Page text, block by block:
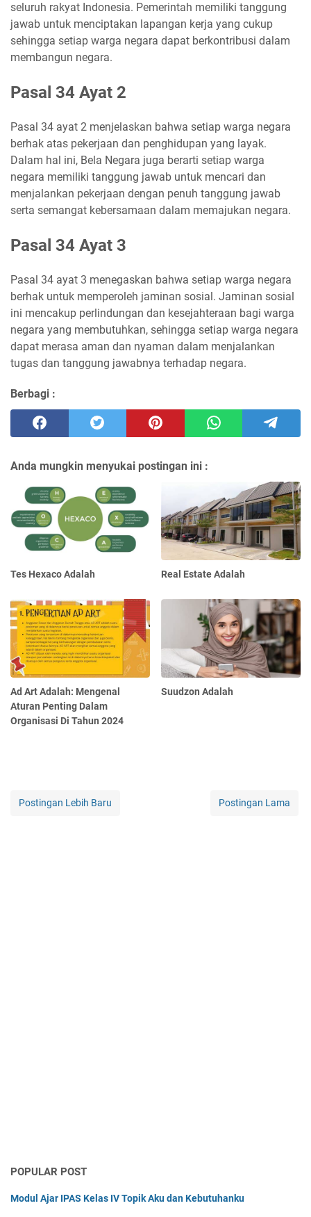
seluruh rakyat Indonesia. Pemerintah memiliki tanggung
jawab untuk menciptakan lapangan kerja yang cukup
sehingga setiap warga negara dapat berkontribusi dalam
membangun negara.
Pasal 34 Ayat 2
Pasal 34 ayat 2 menjelaskan bahwa setiap warga negara
berhak atas pekerjaan dan penghidupan yang layak.
Dalam hal ini, Bela Negara juga berarti setiap warga
negara memiliki tanggung jawab untuk mencari dan
menjalankan pekerjaan dengan penuh tanggung jawab
serta semangat kebersamaan dalam memajukan negara.
Pasal 34 Ayat 3
Pasal 34 ayat 3 menegaskan bahwa setiap warga negara
berhak untuk memperoleh jaminan sosial. Jaminan sosial
ini mencakup perlindungan dan kesejahteraan bagi warga
negara yang membutuhkan, sehingga setiap warga negara
dapat merasa aman dan nyaman dalam menjalankan
tugas dan tanggung jawabnya terhadap negara.
Berbagi :
Anda mungkin menyukai postingan ini :
Tes Hexaco Adalah Real Estate Adalah
Ad Art Adalah: Mengenal
Aturan Penting Dalam
Organisasi Di Tahun 2024
Suudzon Adalah
Postingan Lebih Baru Postingan Lama
POPULAR POST
Modul Ajar IPAS Kelas IV Topik Aku dan Kebutuhanku